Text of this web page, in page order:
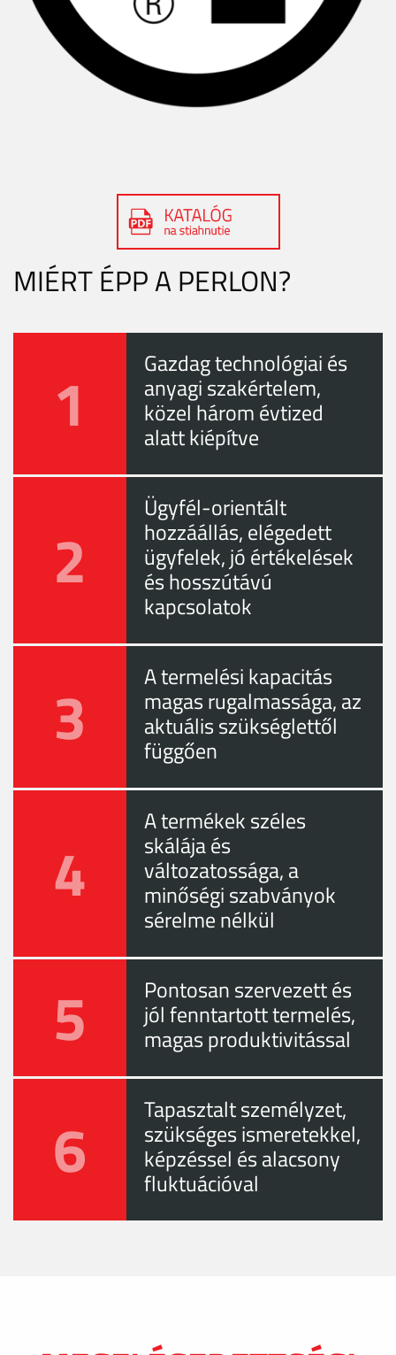
MIÉRT ÉPP A PERLON?
1 Gazdag technológiai és
anyagi szakértelem,
közel három évtized
alatt kiépítve
2
Ügyfél-orientált
hozzáállás, elégedett
ügyfelek, jó értékelések
és hosszútávú
kapcsolatok
3 A termelési kapacitás
magas rugalmassága, az
aktuális szükséglettől
függően
4
A termékek széles
skálája és
változatossága, a
minőségi szabványok
sérelme nélkül
5 Pontosan szervezett és
jól fenntartott termelés,
magas produktivitással
6 Tapasztalt személyzet,
szükséges ismeretekkel,
képzéssel és alacsony
fluktuációval